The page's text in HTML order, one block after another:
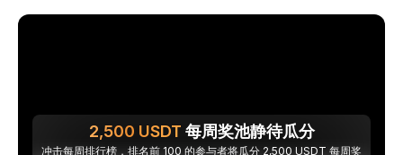
2,500 USDT 每周奖池静待瓜分
冲击每周排行榜，排名前 100 的参与者将瓜分 2,500 USDT 每周奖